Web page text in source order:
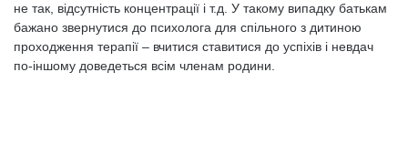
не так, відсутність концентрації і т.д. У такому випадку батькам
бажано звернутися до психолога для спільного з дитиною
проходження терапії – вчитися ставитися до успіхів і невдач
по-іншому доведеться всім членам родини.